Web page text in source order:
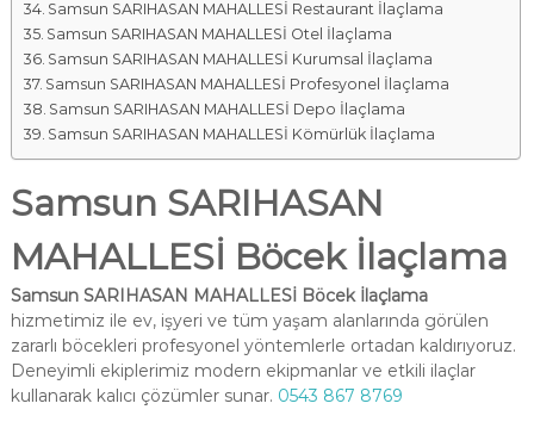
Samsun SARIHASAN MAHALLESİ Restaurant İlaçlama
Samsun SARIHASAN MAHALLESİ Otel İlaçlama
Samsun SARIHASAN MAHALLESİ Kurumsal İlaçlama
Samsun SARIHASAN MAHALLESİ Profesyonel İlaçlama
Samsun SARIHASAN MAHALLESİ Depo İlaçlama
Samsun SARIHASAN MAHALLESİ Kömürlük İlaçlama
Samsun SARIHASAN
MAHALLESİ Böcek İlaçlama
Samsun SARIHASAN MAHALLESİ Böcek İlaçlama
hizmetimiz ile ev, işyeri ve tüm yaşam alanlarında görülen
zararlı böcekleri profesyonel yöntemlerle ortadan kaldırıyoruz.
Deneyimli ekiplerimiz modern ekipmanlar ve etkili ilaçlar
kullanarak kalıcı çözümler sunar. 0543 867 8769